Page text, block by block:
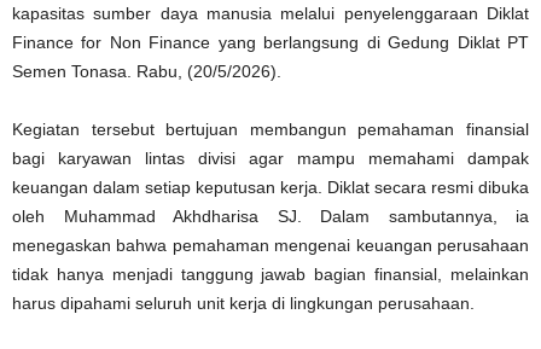
kapasitas sumber daya manusia melalui penyelenggaraan Diklat
Finance for Non Finance yang berlangsung di Gedung Diklat PT
Semen Tonasa. Rabu, (20/5/2026).
Kegiatan tersebut bertujuan membangun pemahaman finansial
bagi karyawan lintas divisi agar mampu memahami dampak
keuangan dalam setiap keputusan kerja. Diklat secara resmi dibuka
oleh Muhammad Akhdharisa SJ. Dalam sambutannya, ia
menegaskan bahwa pemahaman mengenai keuangan perusahaan
tidak hanya menjadi tanggung jawab bagian finansial, melainkan
harus dipahami seluruh unit kerja di lingkungan perusahaan.